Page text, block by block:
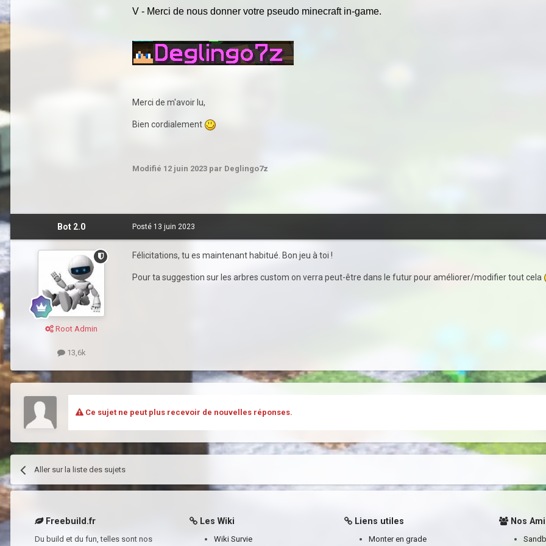
V - Merci de nous donner votre pseudo minecraft in-game.
Merci de m'avoir lu,
Bien cordialement
Modifié 12 juin 2023 par Deglingo7z
Bot 2.0
Root Admin
13,6k
Posté 13 juin 2023
Félicitations, tu es maintenant habitué. Bon jeu à toi !
Pour ta suggestion sur les arbres custom on verra peut-être dans le futur pour améliorer/modifier tout cela
Ce sujet ne peut plus recevoir de nouvelles réponses.
Aller sur la liste des sujets
Freebuild.fr
Du build et du fun, telles sont nos
Les Wiki
Wiki Survie
Liens utiles
Monter en grade
Nos